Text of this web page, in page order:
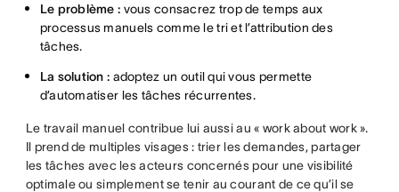
Le problème : vous consacrez trop de temps aux
processus manuels comme le tri et l’attribution des
tâches.
La solution : adoptez un outil qui vous permette
d’automatiser les tâches récurrentes.
Le travail manuel contribue lui aussi au « work about work ».
Il prend de multiples visages : trier les demandes, partager
les tâches avec les acteurs concernés pour une visibilité
optimale ou simplement se tenir au courant de ce qu’il se